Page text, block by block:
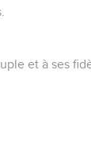
et à ses